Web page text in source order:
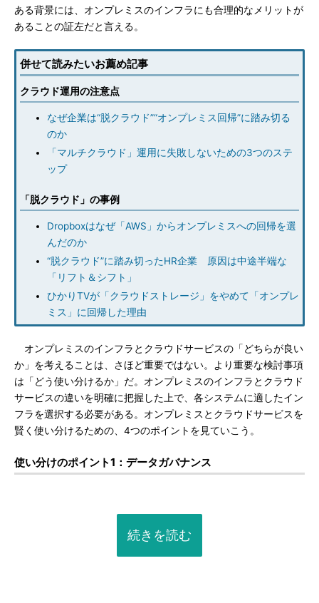
ある背景には、オンプレミスのインフラにも合理的なメリットが
あることの証左だと言える。
併せて読みたいお薦め記事
クラウド運用の注意点
なぜ企業は“脱クラウド”“オンプレミス回帰”に踏み切る
のか
「マルチクラウド」運用に失敗しないための3つのステ
ップ
「脱クラウド」の事例
Dropboxはなぜ「AWS」からオンプレミスへの回帰を選
んだのか
“脱クラウド”に踏み切ったHR企業 原因は中途半端な
「リフト＆シフト」
ひかりTVが「クラウドストレージ」をやめて「オンプレ
ミス」に回帰した理由
オンプレミスのインフラとクラウドサービスの「どちらが良い
か」を考えることは、さほど重要ではない。より重要な検討事項
は「どう使い分けるか」だ。オンプレミスのインフラとクラウド
サービスの違いを明確に把握した上で、各システムに適したイン
フラを選択する必要がある。オンプレミスとクラウドサービスを
賢く使い分けるための、4つのポイントを見ていこう。
使い分けのポイント1：データガバナンス
続きを読む